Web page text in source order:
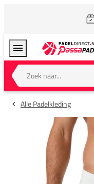
Zoek naar...
Alle Padelkleding